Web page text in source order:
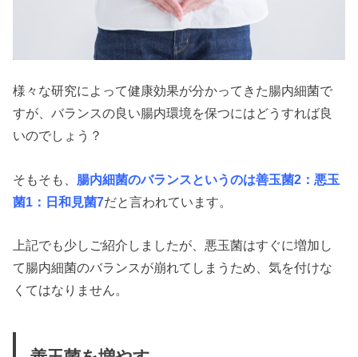
様々な研究によって健康効果が分かってきた腸内細菌で
すが、バランスの良い腸内環境を保つにはどうすれば良
いのでしょう？
そもそも、 腸内細菌のバランスというのは善玉菌2：悪玉
菌1：日和見菌7だと言われています。
上記でも少しご紹介しましたが、悪玉菌はすぐに増加し
て腸内細菌のバランスが崩れてしまうため、気を付けな
くてはなりません。